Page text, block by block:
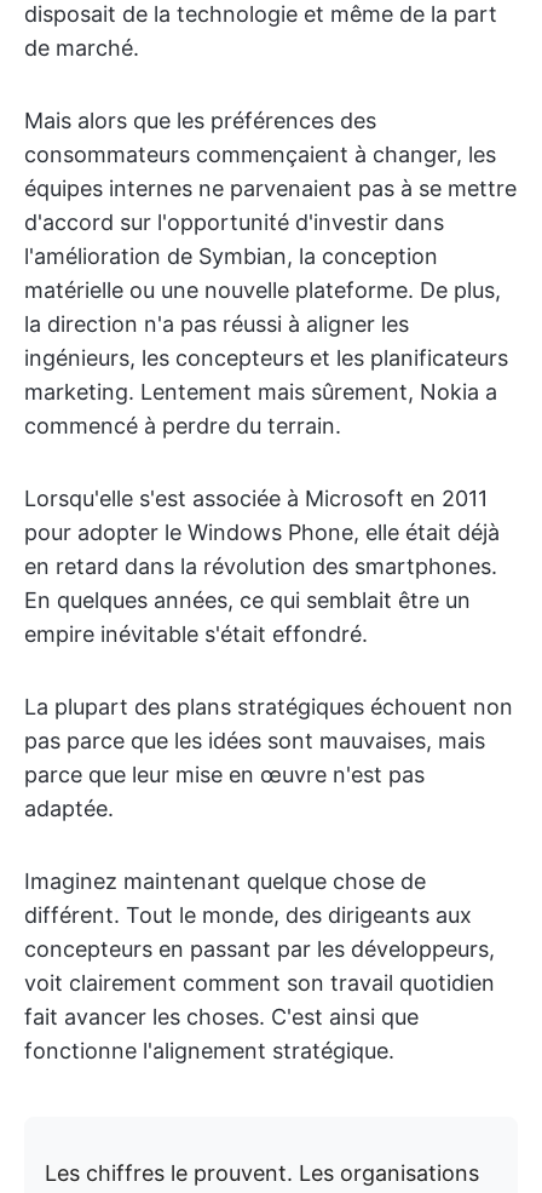
disposait de la technologie et même de la part
de marché.
Mais alors que les préférences des
consommateurs commençaient à changer, les
équipes internes ne parvenaient pas à se mettre
d'accord sur l'opportunité d'investir dans
l'amélioration de Symbian, la conception
matérielle ou une nouvelle plateforme. De plus,
la direction n'a pas réussi à aligner les
ingénieurs, les concepteurs et les planificateurs
marketing. Lentement mais sûrement, Nokia a
commencé à perdre du terrain.
Lorsqu'elle s'est associée à Microsoft en 2011
pour adopter le Windows Phone, elle était déjà
en retard dans la révolution des smartphones.
En quelques années, ce qui semblait être un
empire inévitable s'était effondré.
La plupart des plans stratégiques échouent non
pas parce que les idées sont mauvaises, mais
parce que leur mise en œuvre n'est pas
adaptée.
Imaginez maintenant quelque chose de
différent. Tout le monde, des dirigeants aux
concepteurs en passant par les développeurs,
voit clairement comment son travail quotidien
fait avancer les choses. C'est ainsi que
fonctionne l'alignement stratégique.
Les chiffres le prouvent. Les organisations